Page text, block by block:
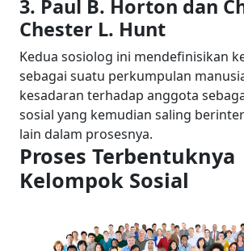
3. Paul B. Horton dan
Chester L. Hunt
Kedua sosiolog ini mendefinisikan
sebagai suatu perkumpulan
kesadaran terhadap anggota
sosial yang kemudian saling
lain dalam prosesnya.
Proses Terbentuknya
Kelompok Sosial